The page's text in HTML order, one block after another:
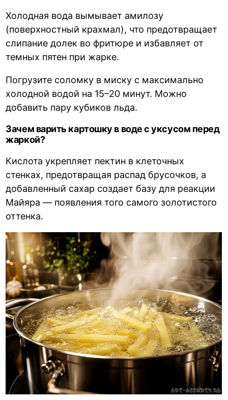
Холодная вода вымывает амилозу
(поверхностный крахмал), что предотвращает
слипание долек во фритюре и избавляет от
темных пятен при жарке.
Погрузите соломку в миску с максимально
холодной водой на 15–20 минут. Можно
добавить пару кубиков льда.
Зачем варить картошку в воде с уксусом перед
жаркой?
Кислота укрепляет пектин в клеточных
стенках, предотвращая распад брусочков, а
добавленный сахар создает базу для реакции
Майяра — появления того самого золотистого
оттенка.